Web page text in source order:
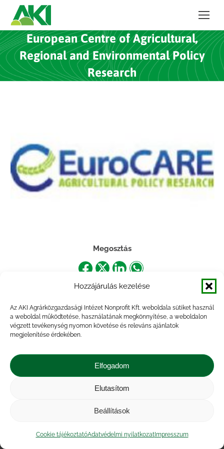
Hozzájárulás kezelése
Az AKI Agrárközgazdasági Intézet Nonprofit Kft. weboldala sütiket használ
a weboldal működtetése, használatának megkönnyítése, a weboldalon
végzett tevékenység nyomon követése és releváns ajánlatok
megjelenítése érdekében.
Elfogadom
Elutasítom
Beállítások
Cookie tájékoztatóAdatvédelmi nyilatkozatImpresszum
European Centre of Agricultural,
Regional and Environmental Policy
Research
Megosztás
Share
on
Facebook
Share
on
X
Share
on
LinkedIn
Share
on
WhatsApp
Kapcsolat |
tájékoztató